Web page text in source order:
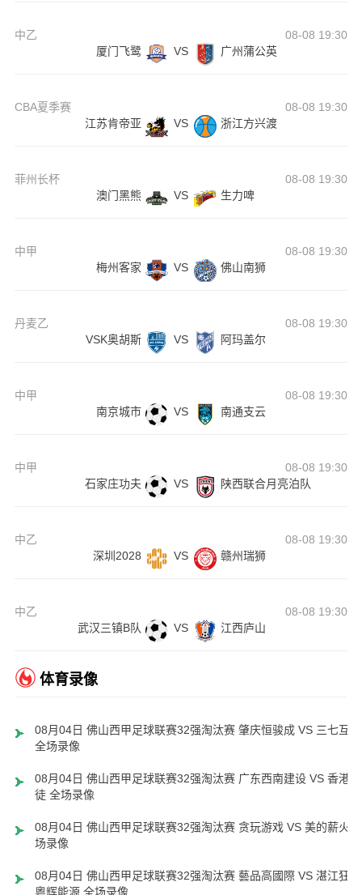
中乙
08-08 19:30
厦门飞鹭
VS 广州蒲公英
CBA夏季赛
08-08 19:30
江苏肯帝亚
VS 浙江方兴渡
菲州长杯
08-08 19:30
澳门黑熊
VS 生力啤
中甲
08-08 19:30
梅州客家
VS 佛山南狮
丹麦乙
08-08 19:30
VSK奥胡斯
VS 阿玛盖尔
中甲
08-08 19:30
南京城市
VS 南通支云
中甲
08-08 19:30
石家庄功夫
VS 陕西联合月亮泊队
中乙
08-08 19:30
深圳2028
VS 赣州瑞狮
中乙
08-08 19:30
武汉三镇B队
VS 江西庐山
体育录像
08月04日 佛山西甲足球联赛32强淘汰赛 肇庆恒骏成 VS 三七互娱
全场录像
08月04日 佛山西甲足球联赛32强淘汰赛 广东西南建设 VS 香港圣
徒 全场录像
08月04日 佛山西甲足球联赛32强淘汰赛 贪玩游戏 VS 美的薪火
场录像
08月04日 佛山西甲足球联赛32强淘汰赛 藝品高國際 VS 湛江狂狼
粵辉能源 全场录像